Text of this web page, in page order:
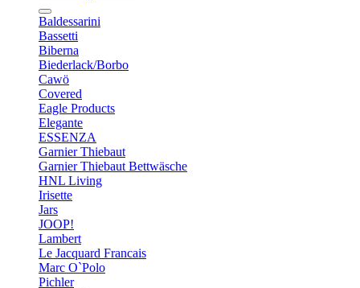
Baldessarini
Bassetti
Biberna
Biederlack/Borbo
Cawö
Covered
Eagle Products
Elegante
ESSENZA
Garnier Thiebaut
Garnier Thiebaut Bettwäsche
HNL Living
Irisette
Jars
JOOP!
Lambert
Le Jacquard Francais
Marc O`Polo
Pichler